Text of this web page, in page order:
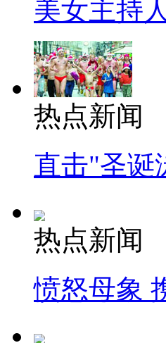
美女主持
热点新闻
直击"圣诞
热点新闻
愤怒母象